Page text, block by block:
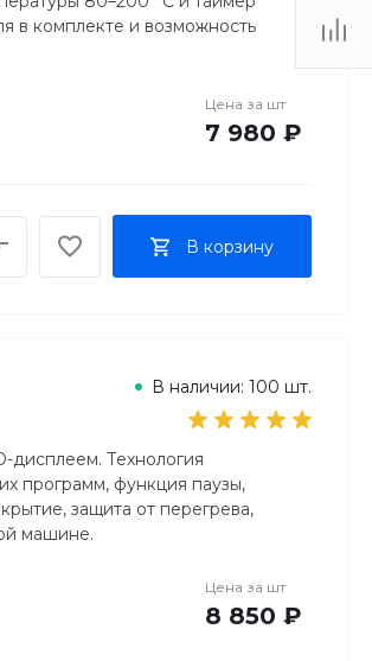
в комплекте и возможность
Цена за шт
7 980 ₽
В корзину
В наличии: 100 шт.
Технология
программ, функция паузы,
защита от перегрева,
машине.
Цена за шт
8 850 ₽